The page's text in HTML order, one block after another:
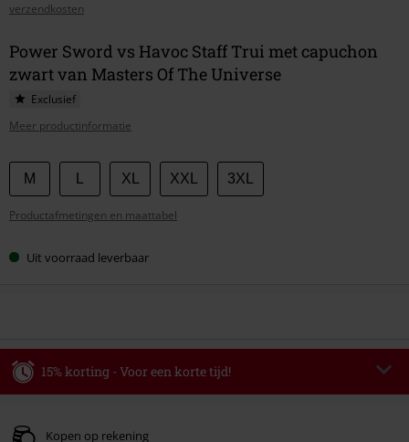
verzendkosten
Power Sword vs Havoc Staff Trui met capuchon
zwart van Masters Of The Universe
Exclusief
Meer productinformatie
Kies
je
maat
M XL XXL 3XL
Productafmetingen en maattabel
Uit voorraad leverbaar
15% korting - Voor een korte tijd!
Alleen geldig op 06-08-2026 van 16:00 t/m 23:59 uur.
Kopen op rekening